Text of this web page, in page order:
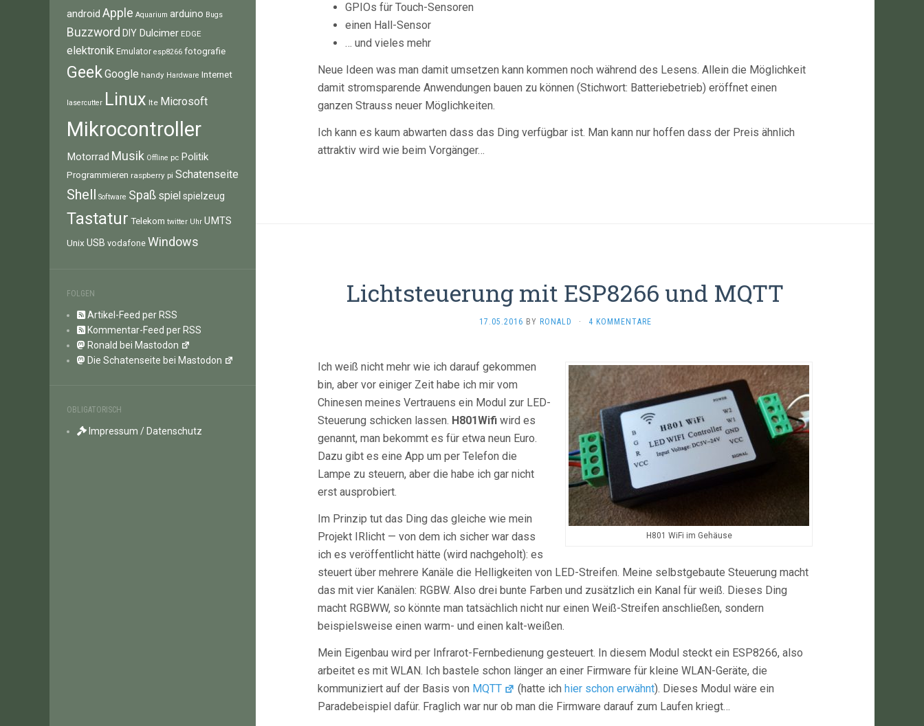
android Apple Aquarium arduino Bugs
Buzzword DIY Dulcimer EDGE
elektronik Emulator esp8266 fotografie
GeekGoogle handy Hardware Internet
lasercutter Linux lte Microsoft
Mikrocontroller
Motorrad Musik Offline pc Politik
Programmieren raspberry pi Schatenseite
Shell Software Spaß spiel spielzeug
Tastatur Telekom twitter Uhr UMTS
Unix USB vodafone Windows
FOLGEN
Artikel-Feed per RSS
Kommentar-Feed per RSS
Ronald bei Mastodon
Die Schatenseite bei Mastodon
OBLIGATORISCH
Impressum / Datenschutz
GPIOs für Touch-Sensoren
einen Hall-Sensor
… und vieles mehr
Neue Ideen was man damit umsetzen kann kommen noch während des Lesens. Allein die Möglichkeit
damit stromsparende Anwendungen bauen zu können (Stichwort: Batteriebetrieb) eröffnet einen
ganzen Strauss neuer Möglichkeiten.
Ich kann es kaum abwarten dass das Ding verfügbar ist. Man kann nur hoffen dass der Preis ähnlich
attraktiv wird wie beim Vorgänger…
Lichtsteuerung mit ESP8266 und MQTT
17.05.2016 BY RONALD · 4 KOMMENTARE
H801 WiFi im Gehäuse
Ich weiß nicht mehr wie ich darauf gekommen
bin, aber vor einiger Zeit habe ich mir vom
Chinesen meines Vertrauens ein Modul zur LED-
Steuerung schicken lassen. H801Wifi wird es
genannt, man bekommt es für etwa neun Euro.
Dazu gibt es eine App um per Telefon die
Lampe zu steuern, aber die habe ich gar nicht
erst ausprobiert.
Im Prinzip tut das Ding das gleiche wie mein
Projekt IRlicht — von dem ich sicher war dass
ich es veröffentlicht hätte (wird nachgeholt): es
steuert über mehrere Kanäle die Helligkeiten von LED-Streifen. Meine selbstgebaute Steuerung macht
das mit vier Kanälen: RGBW. Also drei bunte Farben und zusätzlich ein Kanal für weiß. Dieses Ding
macht RGBWW, so könnte man tatsächlich nicht nur einen Weiß-Streifen anschließen, sondern
beispielsweise einen warm- und einen kalt-weißen.
Mein Eigenbau wird per Infrarot-Fernbedienung gesteuert. In diesem Modul steckt ein ESP8266, also
arbeitet es mit WLAN. Ich bastele schon länger an einer Firmware für kleine WLAN-Geräte, die
kommuniziert auf der Basis von MQTT (hatte ichhier schon erwähnt). Dieses Modul wäre ein
Paradebeispiel dafür. Fraglich war nur ob man die Firmware darauf zum Laufen kriegt…